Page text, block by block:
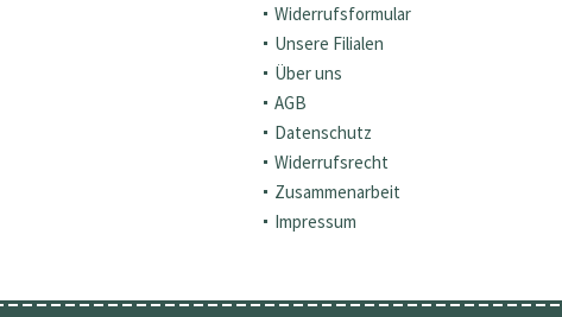
Widerrufsformular
Unsere Filialen
Über uns
AGB
Datenschutz
Widerrufsrecht
Zusammenarbeit
Impressum